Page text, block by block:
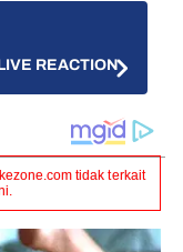
REACTION